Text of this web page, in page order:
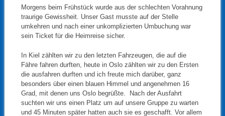
Morgens beim Frühstück wurde aus der schlechten Vorahnung
traurige Gewissheit. Unser Gast musste auf der Stelle
umkehren und nach einer unkomplizierten Umbuchung war
sein Ticket für die Heimreise sicher.
In Kiel zählten wir zu den letzten Fahrzeugen, die auf die
Fähre fahren durften, heute in Oslo zählten wir zu den Ersten
die ausfahren durften und ich freute mich darüber, ganz
besonders über einen blauen Himmel und angenehmen 16
Grad, mit denen uns Oslo begrüßte. Nach der Ausfahrt
suchten wir uns einen Platz um auf unsere Gruppe zu warten
und 45 Minuten später hatten auch sie es geschafft. Vor allem